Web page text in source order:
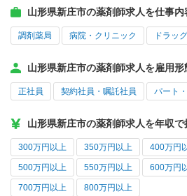
山形県新庄市の薬剤師求人を仕事内
調剤薬局 病院・クリニック ドラッ
山形県新庄市の薬剤師求人を雇用形
正社員 契約社員・嘱託社員 パート
山形県新庄市の薬剤師求人を年収で
300万円以上 350万円以上 400万円
500万円以上 550万円以上 600万円
700万円以上 800万円以上